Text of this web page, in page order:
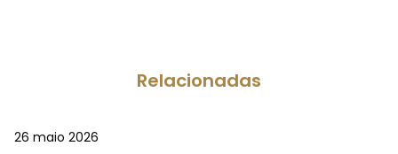
Relacionadas
26 maio 2026